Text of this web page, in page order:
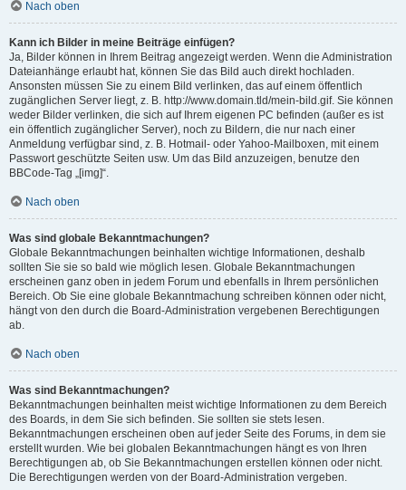
Nach oben
Kann ich Bilder in meine Beiträge einfügen?
Ja, Bilder können in Ihrem Beitrag angezeigt werden. Wenn die Administration
Dateianhänge erlaubt hat, können Sie das Bild auch direkt hochladen.
Ansonsten müssen Sie zu einem Bild verlinken, das auf einem öffentlich
zugänglichen Server liegt, z. B. http://www.domain.tld/mein-bild.gif. Sie können
weder Bilder verlinken, die sich auf Ihrem eigenen PC befinden (außer es ist
ein öffentlich zugänglicher Server), noch zu Bildern, die nur nach einer
Anmeldung verfügbar sind, z. B. Hotmail- oder Yahoo-Mailboxen, mit einem
Passwort geschützte Seiten usw. Um das Bild anzuzeigen, benutze den
BBCode-Tag „[img]“.
Nach oben
Was sind globale Bekanntmachungen?
Globale Bekanntmachungen beinhalten wichtige Informationen, deshalb
sollten Sie sie so bald wie möglich lesen. Globale Bekanntmachungen
erscheinen ganz oben in jedem Forum und ebenfalls in Ihrem persönlichen
Bereich. Ob Sie eine globale Bekanntmachung schreiben können oder nicht,
hängt von den durch die Board-Administration vergebenen Berechtigungen
ab.
Nach oben
Was sind Bekanntmachungen?
Bekanntmachungen beinhalten meist wichtige Informationen zu dem Bereich
des Boards, in dem Sie sich befinden. Sie sollten sie stets lesen.
Bekanntmachungen erscheinen oben auf jeder Seite des Forums, in dem sie
erstellt wurden. Wie bei globalen Bekanntmachungen hängt es von Ihren
Berechtigungen ab, ob Sie Bekanntmachungen erstellen können oder nicht.
Die Berechtigungen werden von der Board-Administration vergeben.